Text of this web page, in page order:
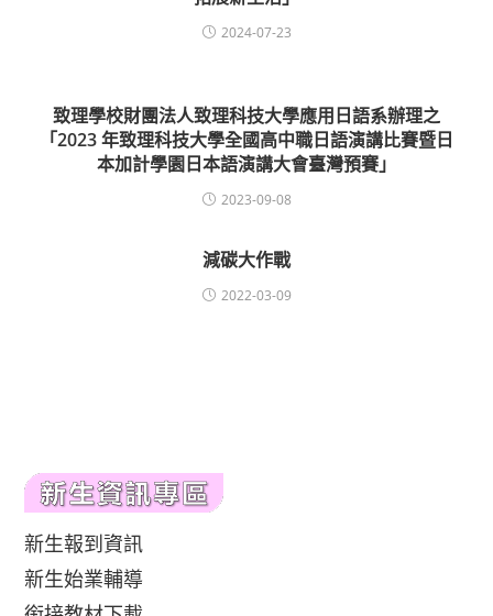
2024-07-23
致理學校財團法人致理科技大學應用日語系辦理之
「2023 年致理科技大學全國高中職日語演講比賽暨日
本加計學園日本語演講大會臺灣預賽」
2023-09-08
減碳大作戰
2022-03-09
新生報到資訊
新生始業輔導